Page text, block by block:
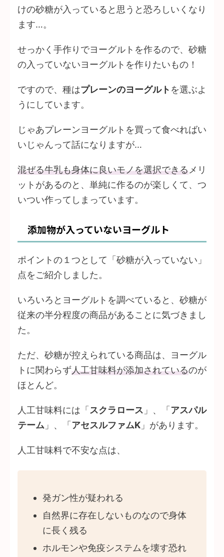
けの砂糖が入っていると思うと恐ろしいくなり
ます…。
せっかく手作りでヨーグルトを作るので、砂糖
の入っていないヨーグルトを作りたいもの！
ですので、種はプレーンのヨーグルト を選ぶよ
うにしています。
じゃあプレーンヨーグルトを買って食べればい
いじゃんって話になりますが…
混ぜる牛乳も身体に良いモノを選択できるメリ
ットがあるのと、単純に作るのが楽しくて、つ
いつい作ってしまっています。
添加物が入っていないヨーグルト
ポイントの１つとして「砂糖が入っていない」
点をご紹介しました。
いろいろとヨーグルトを調べていると、砂糖が
従来の半分程度の商品があることに気づきまし
た。
ただ、砂糖が控えられている商品は、ヨーグル
トに関わらず人工甘味料が添加されているのが
ほとんど。
人工甘味料には 「 スクラロース 」、「 アスパル
テーム 」、「 アセスルファムK 」 があります。
人工甘味料で不安な点は、
発ガン性が疑われる
自然界に存在しないものなので身体
に長く残る
ホルモンや免疫システムを壊す恐れ